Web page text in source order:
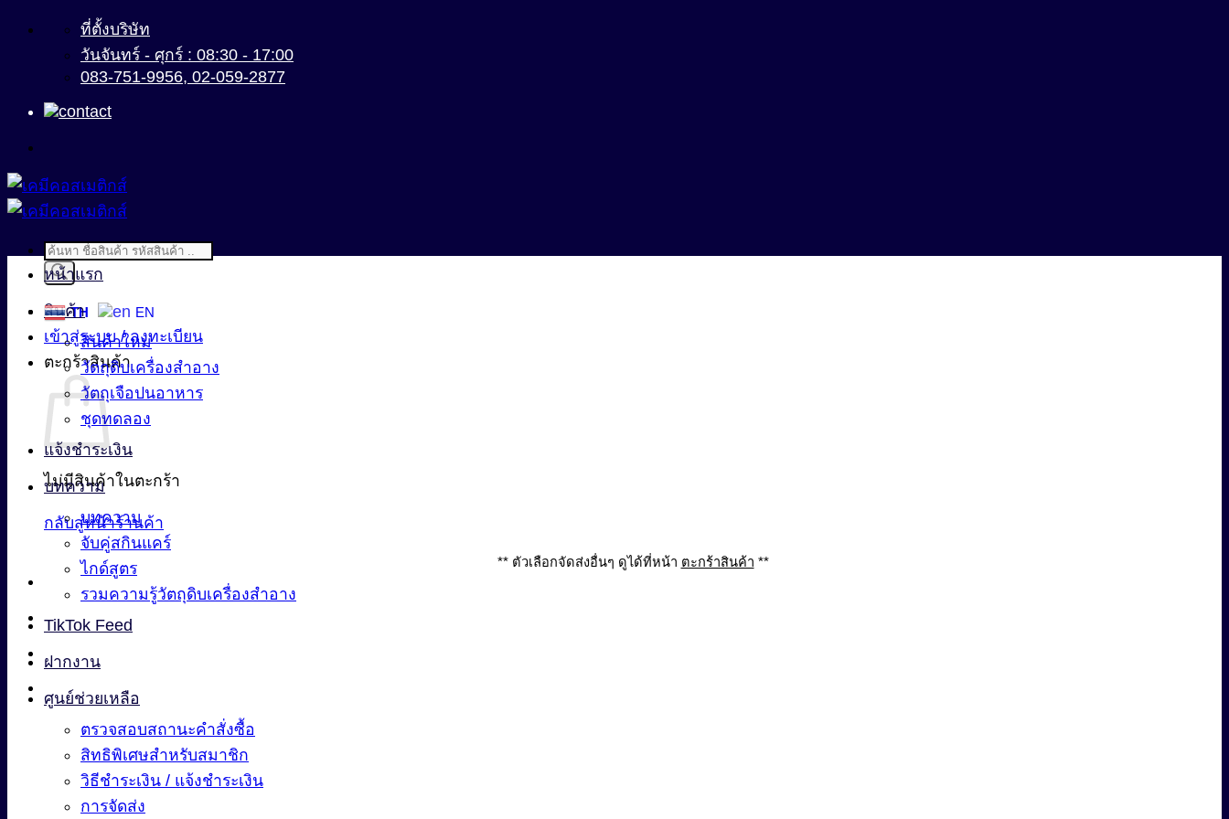
ข้าม
เนื้อหา
ที่ตั้งบริษัท
วันจันทร์ - ศุกร์ : 08:30 - 17:00
083-751-9956, 02-059-2877
Products
search
TH EN
เข้าสู่ระบบ / ลงทะเบียน
ตะกร้าสินค้า
ไม่มีสินค้าในตะกร้า
กลับสู่หน้าร้านค้า
** ตัวเลือกจัดส่งอื่นๆ ดูได้ที่หน้า ตะกร้าสินค้า **
หน้าแรก
สินค้า
สินค้าใหม่
วัตถุดิบเครื่องสำอาง
วัตถุเจือปนอาหาร
ชุดทดลอง
แจ้งชำระเงิน
บทความ
บทความ
จับคู่สกินแคร์
ไกด์สูตร
รวมความรู้วัตถุดิบเครื่องสำอาง
TikTok Feed
ฝากงาน
ศูนย์ช่วยเหลือ
ตรวจสอบสถานะคำสั่งซื้อ
สิทธิพิเศษสำหรับสมาชิก
วิธีชำระเงิน / แจ้งชำระเงิน
การจัดส่ง